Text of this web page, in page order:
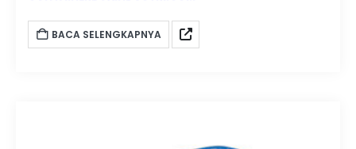
BACA SELENGKAPNYA